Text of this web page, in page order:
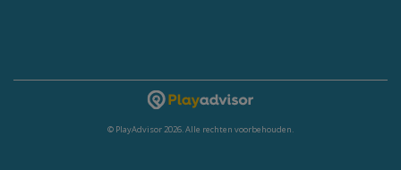
© PlayAdvisor 2026. Alle rechten voorbehouden.